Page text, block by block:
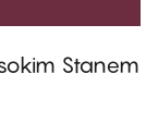
Stanem